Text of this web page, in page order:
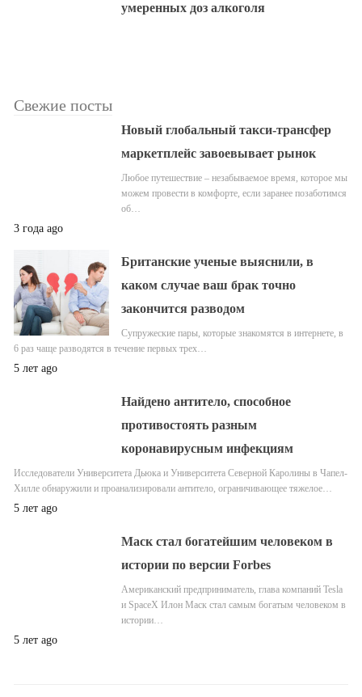
умеренных доз алкоголя
Свежие посты
Новый глобальный такси-трансфер
маркетплейс завоевывает рынок
Любое путешествие – незабываемое время, которое мы
можем провести в комфорте, если заранее позаботимся
об…
3 года ago
Британские ученые выяснили, в
каком случае ваш брак точно
закончится разводом
Супружеские пары, которые знакомятся в интернете, в
6 раз чаще разводятся в течение первых трех…
5 лет ago
Найдено антитело, способное
противостоять разным
коронавирусным инфекциям
Исследователи Университета Дьюка и Университета Северной Каролины в Чапел-
Хилле обнаружили и проанализировали антитело, ограничивающее тяжелое…
5 лет ago
Маск стал богатейшим человеком в
истории по версии Forbes
Американский предприниматель, глава компаний Tesla
и SpaceX Илон Маск стал самым богатым человеком в
истории…
5 лет ago